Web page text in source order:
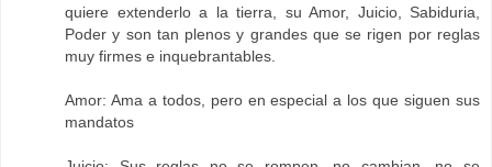
quiere extenderlo a la tierra, su Amor, Juicio, Sabiduria,
Poder y son tan plenos y grandes que se rigen por reglas
muy firmes e inquebrantables.
Amor: Ama a todos, pero en especial a los que siguen sus
mandatos